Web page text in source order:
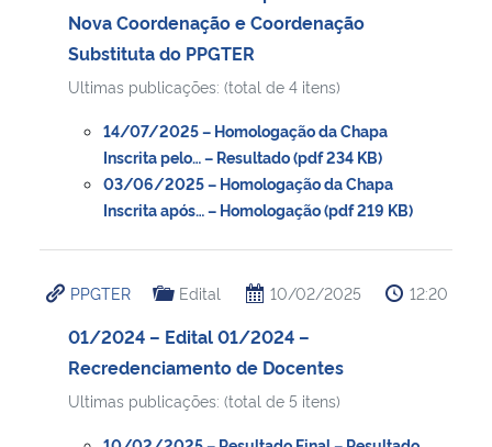
Nova Coordenação e Coordenação
Substituta do PPGTER
Ultimas publicações: (total de 4 itens)
14/07/2025 – Homologação da Chapa
Inscrita pelo… – Resultado (pdf 234 KB)
03/06/2025 – Homologação da Chapa
Inscrita após… – Homologação (pdf 219 KB)
PPGTER Edital 10/02/2025 12:20
01/2024 – Edital 01/2024 –
Recredenciamento de Docentes
Ultimas publicações: (total de 5 itens)